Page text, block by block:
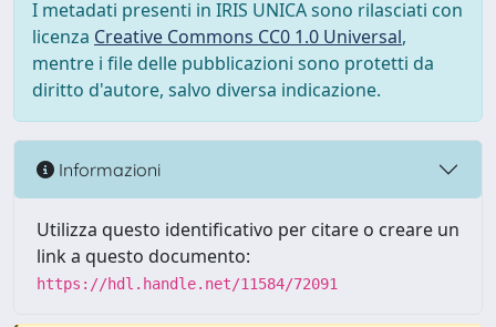
I metadati presenti in IRIS UNICA sono rilasciati con
licenza Creative Commons CC0 1.0 Universal,
mentre i file delle pubblicazioni sono protetti da
diritto d'autore, salvo diversa indicazione.
Informazioni
Utilizza questo identificativo per citare o creare un
link a questo documento:
https://hdl.handle.net/11584/72091